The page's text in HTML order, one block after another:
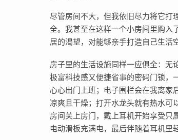
尽管房间不大，但我依旧尽力将它打
全。我甚至在这样一个小房间里购入
居的渴望，对能够亲手打造自己生活
房子里的生活设施同样一应俱全：无
极富科技感又便捷省事的密码门锁，
心心出门上班；电子围栏会在我离家
凉爽且干燥；打开水龙头就有热水可
房间关上房门，戴上耳机开始享受只
电动滑板充满电，最后伴随着耳机